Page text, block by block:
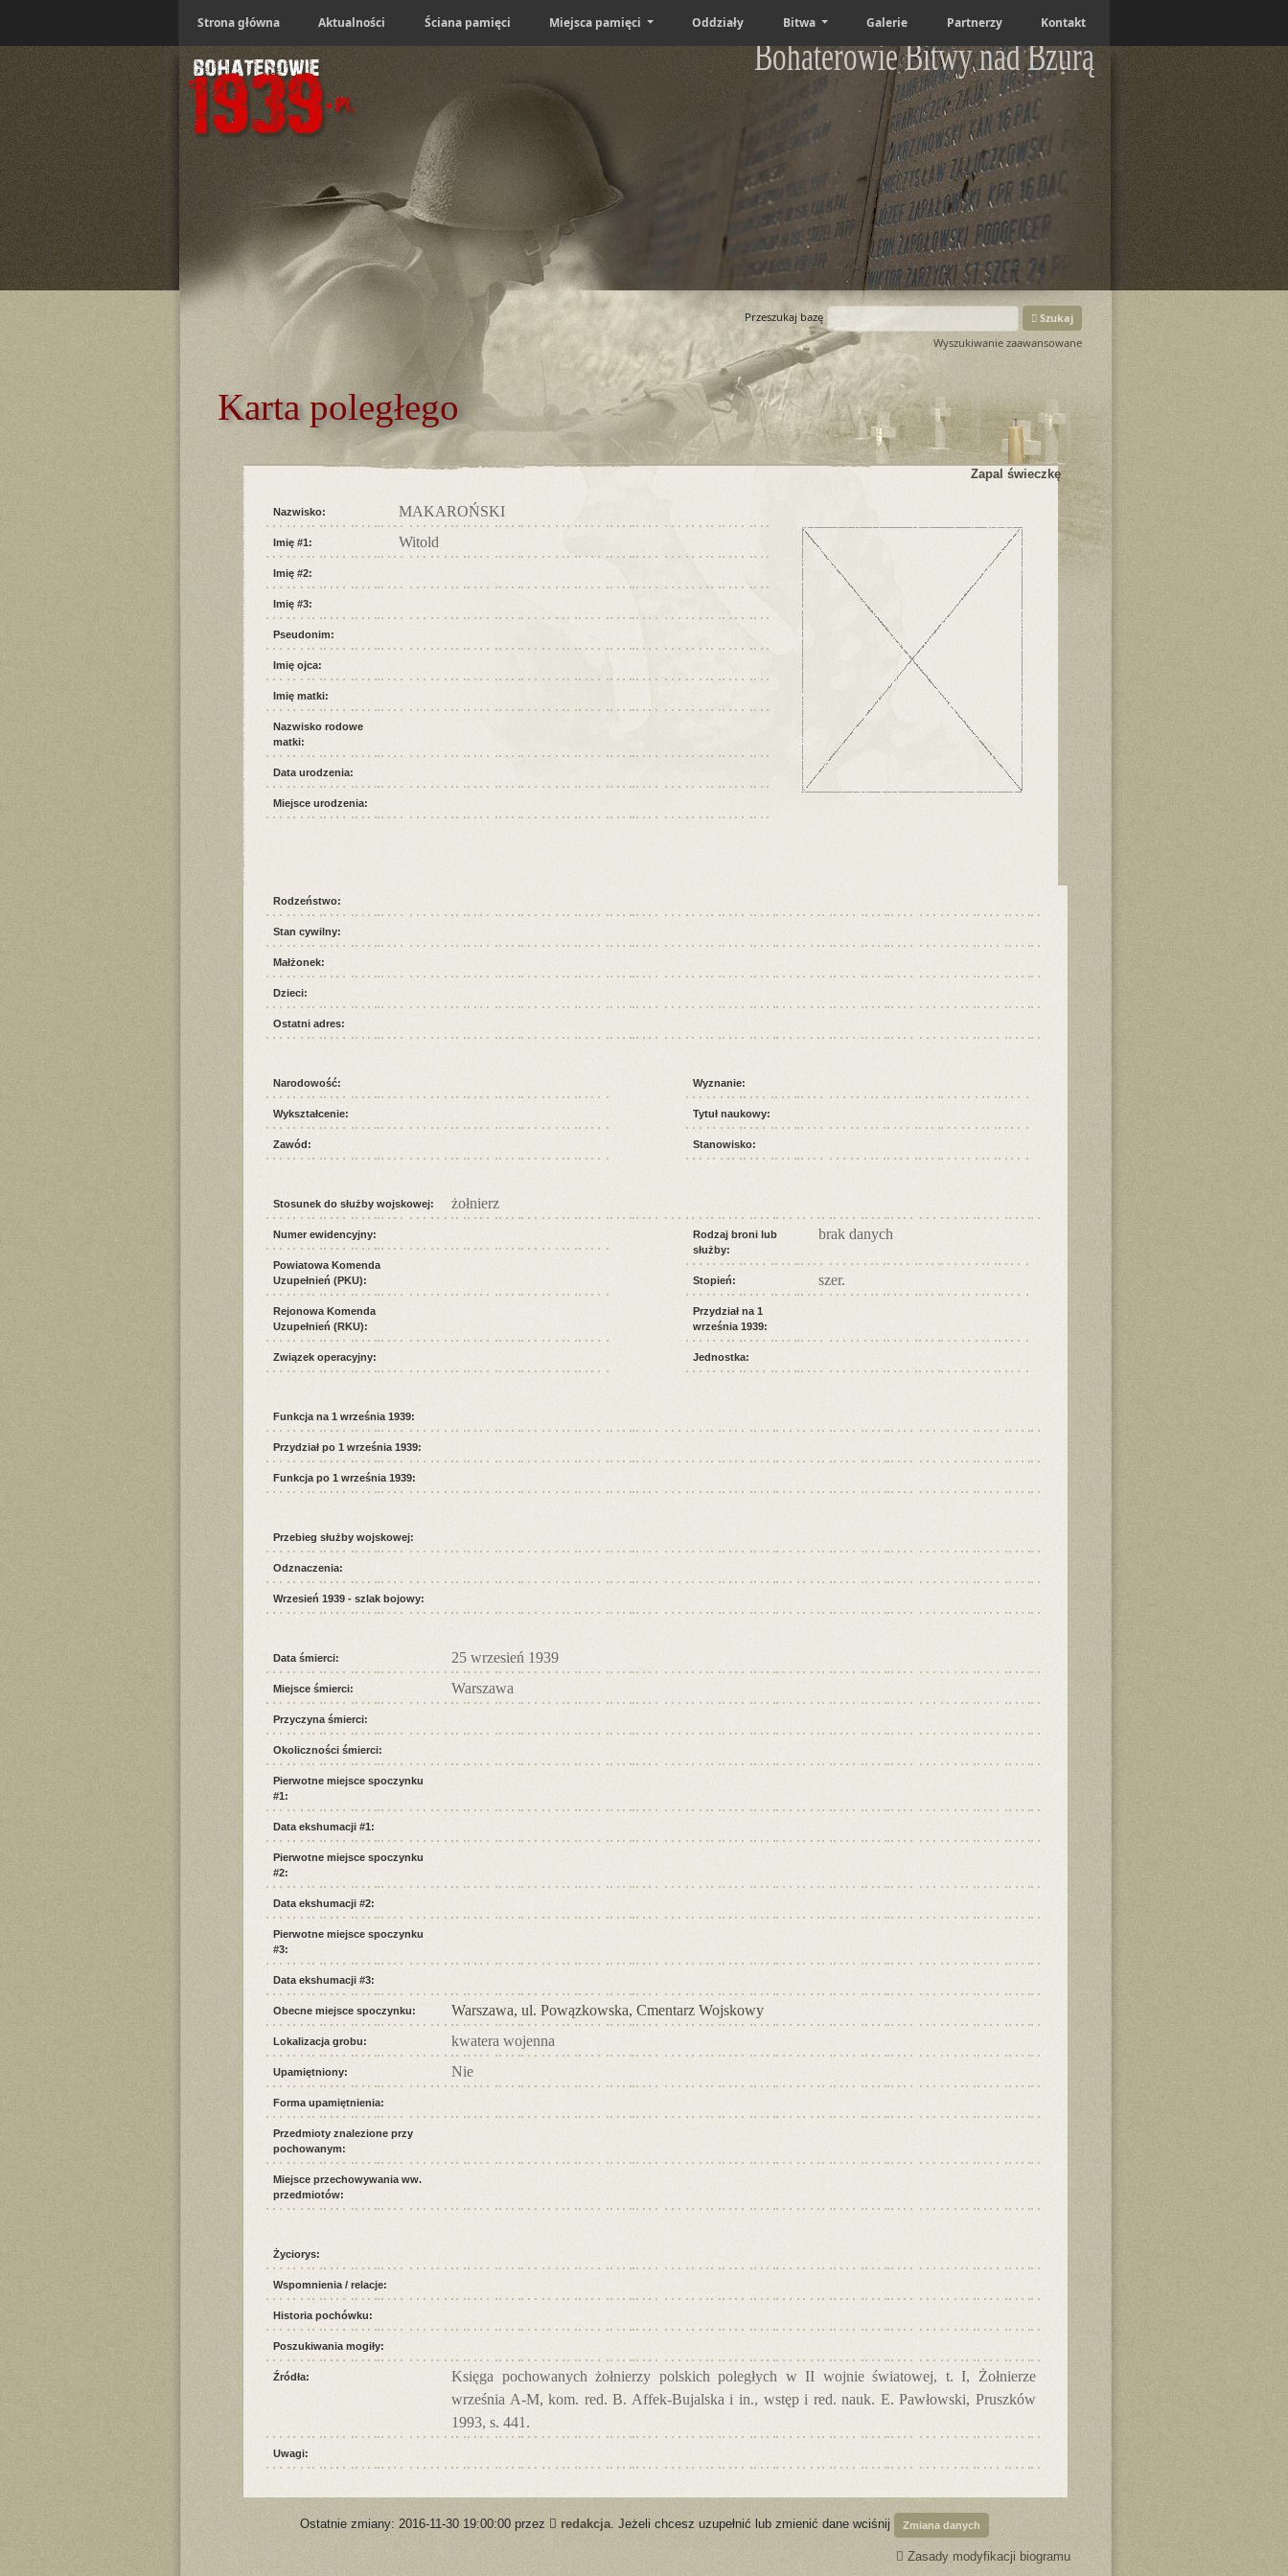
Strona główna Aktualności Ściana pamięci Miejsca pamięci Oddziały Bitwa Galerie Partnerzy Kontakt
Bohaterowie Bitwy nad Bzurą
Przeszukaj bazę
Szukaj
Wyszukiwanie zaawansowane
Karta poległego
Zapal świeczkę
Nazwisko: MAKAROŃSKI
Imię #1: Witold
Imię #2:
Imię #3:
Pseudonim:
Imię ojca:
Imię matki:
Nazwisko rodowe
matki:
Data urodzenia:
Miejsce urodzenia:
Rodzeństwo:
Stan cywilny:
Małżonek:
Dzieci:
Ostatni adres:
Narodowość:
Wykształcenie:
Zawód:
Wyznanie:
Tytuł naukowy:
Stanowisko:
Stosunek do służby wojskowej: żołnierz
Numer ewidencyjny:
Powiatowa Komenda
Uzupełnień (PKU):
Rejonowa Komenda
Uzupełnień (RKU):
Związek operacyjny:
Rodzaj broni lub
służby:
brak danych
Stopień: szer.
Przydział na 1
września 1939:
Jednostka:
Funkcja na 1 września 1939:
Przydział po 1 września 1939:
Funkcja po 1 września 1939:
Przebieg służby wojskowej:
Odznaczenia:
Wrzesień 1939 - szlak bojowy:
Data śmierci: 25 wrzesień 1939
Miejsce śmierci: Warszawa
Przyczyna śmierci:
Okoliczności śmierci:
Pierwotne miejsce spoczynku
#1:
Data ekshumacji #1:
Pierwotne miejsce spoczynku
#2:
Data ekshumacji #2:
Pierwotne miejsce spoczynku
#3:
Data ekshumacji #3:
Obecne miejsce spoczynku: Warszawa, ul. Powązkowska, Cmentarz Wojskowy
Lokalizacja grobu: kwatera wojenna
Upamiętniony: Nie
Forma upamiętnienia:
Przedmioty znalezione przy
pochowanym:
Miejsce przechowywania ww.
przedmiotów:
Życiorys:
Wspomnienia / relacje:
Historia pochówku:
Poszukiwania mogiły:
Źródła:
Księga pochowanych żołnierzy polskich poległych w II wojnie światowej, t. I, Żołnierze
września A-M, kom. red. B. Affek-Bujalska i in., wstęp i red. nauk. E. Pawłowski, Pruszków
1993, s. 441.
Uwagi:
Ostatnie zmiany: 2016-11-30 19:00:00 przez redakcja. Jeżeli chcesz uzupełnić lub zmienić dane wciśnij Zmiana danych
Zasady modyfikacji biogramu